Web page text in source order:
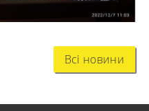
Всі новини